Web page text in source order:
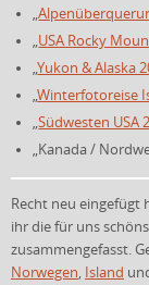
„
„USA Rocky
„Yukon & Alaska
„Winterfotoreise
„Südwesten USA
„Kanada /
Recht neu eingefügt
ihr die für uns
zusammengefasst.
Norwegen, Island